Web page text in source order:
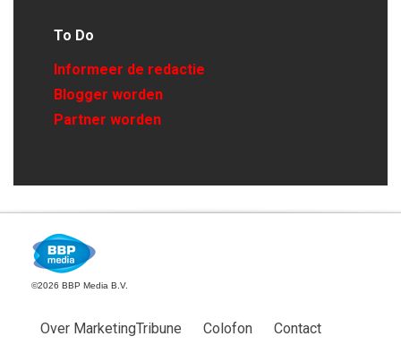
To Do
Informeer de redactie
Blogger worden
Partner worden
©2026 BBP Media B.V.
Over MarketingTribune Colofon Contact